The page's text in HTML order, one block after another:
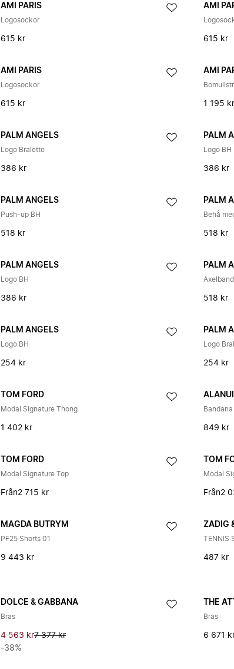
AMI PARIS
Logosockor
615 kr
AMI
615 kr
AMI PARIS
Logosockor
615 kr
AMI
1 195 kr
PALM ANGELS
Logo Bralette
386 kr
PALM
Logo BH
386 kr
PALM ANGELS
Push-up BH
518 kr
PALM
Behå
518 kr
PALM ANGELS
Logo BH
386 kr
PALM
518 kr
PALM ANGELS
Logo BH
254 kr
PALM
Logo
254 kr
TOM FORD
Modal Signature Thong
1 402 kr
ALANUI
849 kr
TOM FORD
Modal Signature Top
Från2 715 kr
TOM
Modal
Från2
MAGDA BUTRYM
PF25 Shorts 01
9 443 kr
ZADIG
TENNIS
487 kr
DOLCE & GABBANA
Bras
4 563 kr7 377 kr
-38%
THE
Bras
6 671